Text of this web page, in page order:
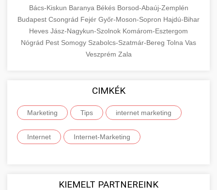
Bács-Kiskun Baranya Békés Borsod-Abaúj-Zemplén
Budapest Csongrád Fejér Győr-Moson-Sopron Hajdú-Bihar
Heves Jász-Nagykun-Szolnok Komárom-Esztergom
Nógrád Pest Somogy Szabolcs-Szatmár-Bereg Tolna Vas
Veszprém Zala
CIMKÉK
Marketing Tips internet marketing
Internet Internet-Marketing
KIEMELT PARTNEREINK